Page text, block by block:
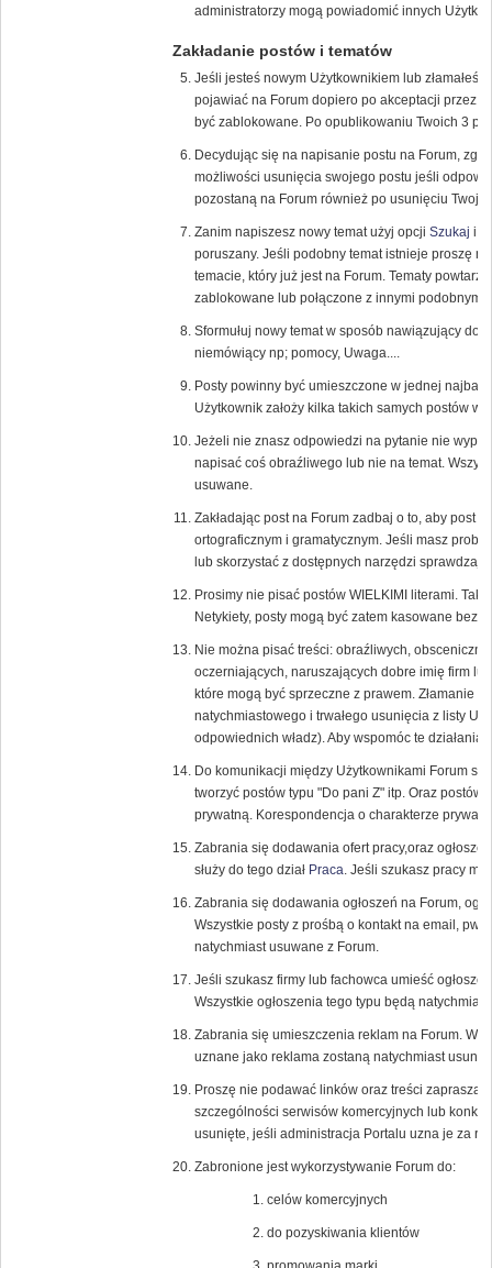
administratorzy mogą powiadomić innych
Zakładanie postów i tematów
Jeśli jesteś nowym Użytkownikiem lub
pojawiać na Forum dopiero po akceptacji przez
być zablokowane. Po opublikowaniu Twoich 3
Decydując się na napisanie postu na Forum,
możliwości usunięcia swojego postu jeśli
pozostaną na Forum również po usunięciu
Zanim napiszesz nowy temat użyj opcji Szukaj i
poruszany. Jeśli podobny temat istnieje proszę
temacie, który już jest na Forum. Tematy
zablokowane lub połączone z innymi podobnymi
Sformułuj nowy temat w sposób nawiązujący do
niemówiący np; pomocy, Uwaga....
Posty powinny być umieszczone w jednej
Użytkownik założy kilka takich samych postów
Jeżeli nie znasz odpowiedzi na pytanie nie
napisać coś obraźliwego lub nie na temat.
usuwane.
Zakładając post na Forum zadbaj o to, aby post
ortograficznym i gramatycznym. Jeśli masz
lub skorzystać z dostępnych narzędzi
Prosimy nie pisać postów WIELKIMI literami.
Netykiety, posty mogą być zatem kasowane bez
Nie można pisać treści: obraźliwych,
oczerniających, naruszających dobre imię firm
które mogą być sprzeczne z prawem. Złamanie
natychmiastowego i trwałego usunięcia z listy
odpowiednich władz). Aby wspomóc te
Do komunikacji między Użytkownikami Forum
tworzyć postów typu "Do pani Z" itp. Oraz postów
prywatną. Korespondencja o charakterze
Zabrania się dodawania ofert pracy,oraz
służy do tego dział Praca. Jeśli szukasz pracy
Zabrania się dodawania ogłoszeń na Forum,
Wszystkie posty z prośbą o kontakt na email, pw,
natychmiast usuwane z Forum.
Jeśli szukasz firmy lub fachowca umieść
Wszystkie ogłoszenia tego typu będą
Zabrania się umieszczenia reklam na Forum.
uznane jako reklama zostaną natychmiast
Proszę nie podawać linków oraz treści
szczególności serwisów komercyjnych lub
usunięte, jeśli administracja Portalu uzna je za
Zabronione jest wykorzystywanie Forum do:
celów komercyjnych
do pozyskiwania klientów